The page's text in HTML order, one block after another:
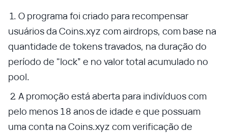
O programa foi criado para recompensar
usuários da Coins.xyz com airdrops, com base na
quantidade de tokens travados, na duração do
período de "lock” e no valor total acumulado no
pool.
A promoção está aberta para indivíduos com
pelo menos 18 anos de idade e que possuam
uma conta na Coins.xyz com verificação de